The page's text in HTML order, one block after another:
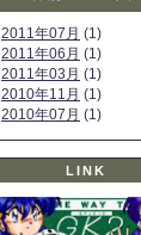
2011年07月 (1)
2011年06月 (1)
2011年03月 (1)
2010年11月 (1)
2010年07月 (1)
LINK